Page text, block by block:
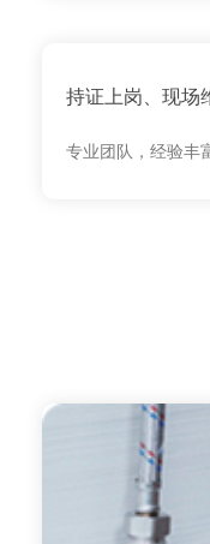
持证上岗、现场
专业团队，经验丰